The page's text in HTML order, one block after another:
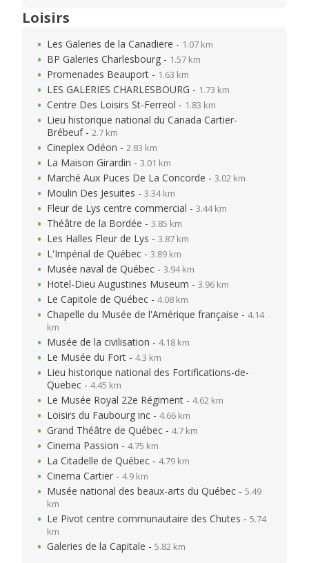
Loisirs
Les Galeries de la Canadiere - 1.07 km
BP Galeries Charlesbourg - 1.57 km
Promenades Beauport - 1.63 km
LES GALERIES CHARLESBOURG - 1.73 km
Centre Des Loisirs St-Ferreol - 1.83 km
Lieu historique national du Canada Cartier-
Brébeuf - 2.7 km
Cineplex Odéon - 2.83 km
La Maison Girardin - 3.01 km
Marché Aux Puces De La Concorde - 3.02 km
Moulin Des Jesuites - 3.34 km
Fleur de Lys centre commercial - 3.44 km
Théâtre de la Bordée - 3.85 km
Les Halles Fleur de Lys - 3.87 km
L'Impérial de Québec - 3.89 km
Musée naval de Québec - 3.94 km
Hotel-Dieu Augustines Museum - 3.96 km
Le Capitole de Québec - 4.08 km
Chapelle du Musée de l'Amérique française - 4.14
km
Musée de la civilisation - 4.18 km
Le Musée du Fort - 4.3 km
Lieu historique national des Fortifications-de-
Quebec - 4.45 km
Le Musée Royal 22e Régiment - 4.62 km
Loisirs du Faubourg inc - 4.66 km
Grand Théâtre de Québec - 4.7 km
Cinema Passion - 4.75 km
La Citadelle de Québec - 4.79 km
Cinema Cartier - 4.9 km
Musée national des beaux-arts du Québec - 5.49
km
Le Pivot centre communautaire des Chutes - 5.74
km
Galeries de la Capitale - 5.82 km